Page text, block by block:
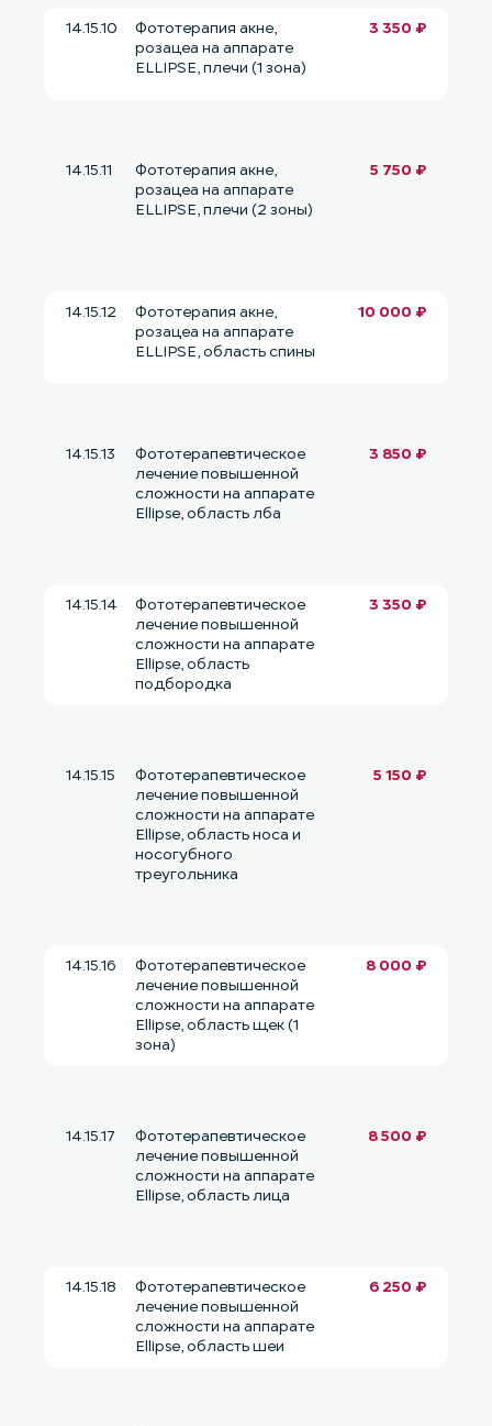
14.15.10
Фототерапия акне,
розацеа на аппарате
ELLIPSE, плечи (1 зона)
3 350 ₽
14.15.11
Фототерапия акне,
розацеа на аппарате
ELLIPSE, плечи (2 зоны)
5 750 ₽
14.15.12
Фототерапия акне,
розацеа на аппарате
ELLIPSE, область спины
10 000 ₽
14.15.13
Фототерапевтическое
лечение повышенной
сложности на аппарате
Ellipse, область лба
3 850 ₽
14.15.14
Фототерапевтическое
лечение повышенной
сложности на аппарате
Ellipse, область
подбородка
3 350 ₽
14.15.15
Фототерапевтическое
лечение повышенной
сложности на аппарате
Ellipse, область носа и
носогубного
треугольника
5 150 ₽
14.15.16
Фототерапевтическое
лечение повышенной
сложности на аппарате
Ellipse, область щек (1
зона)
8 000 ₽
14.15.17
Фототерапевтическое
лечение повышенной
сложности на аппарате
Ellipse, область лица
8 500 ₽
14.15.18
Фототерапевтическое
лечение повышенной
сложности на аппарате
Ellipse, область шеи
6 250 ₽